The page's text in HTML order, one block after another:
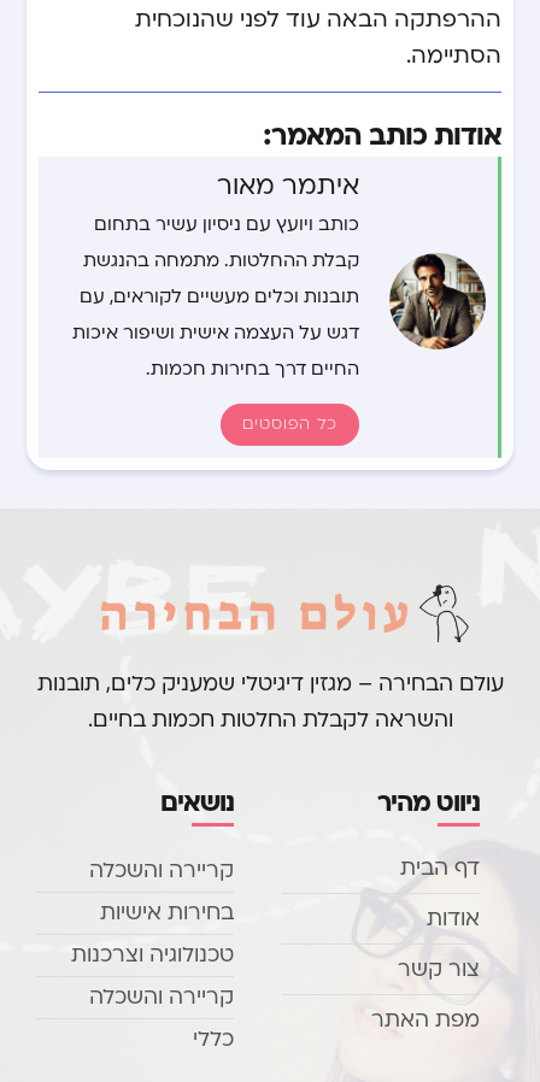
ההרפתקה הבאה עוד לפני שהנוכחית
הסתיימה.
אודות כותב המאמר:
איתמר מאור
כותב ויועץ עם ניסיון עשיר בתחום
קבלת ההחלטות. מתמחה בהנגשת
תובנות וכלים מעשיים לקוראים, עם
דגש על העצמה אישית ושיפור איכות
החיים דרך בחירות חכמות.
כל הפוסטים
עולם הבחירה – מגזין דיגיטלי שמעניק כלים, תובנות
והשראה לקבלת החלטות חכמות בחיים.
ניווט מהיר
דף הבית
אודות
צור קשר
מפת האתר
נושאים
קריירה והשכלה
בחירות אישיות
טכנולוגיה וצרכנות
קריירה והשכלה
כללי